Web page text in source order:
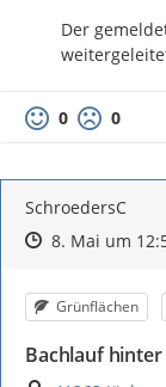
Der
0 0
SchroedersC
Zeitpunkt des
Zeitpunkt des
8. Mai um
Kategorie
Grünflächen
Bachlauf